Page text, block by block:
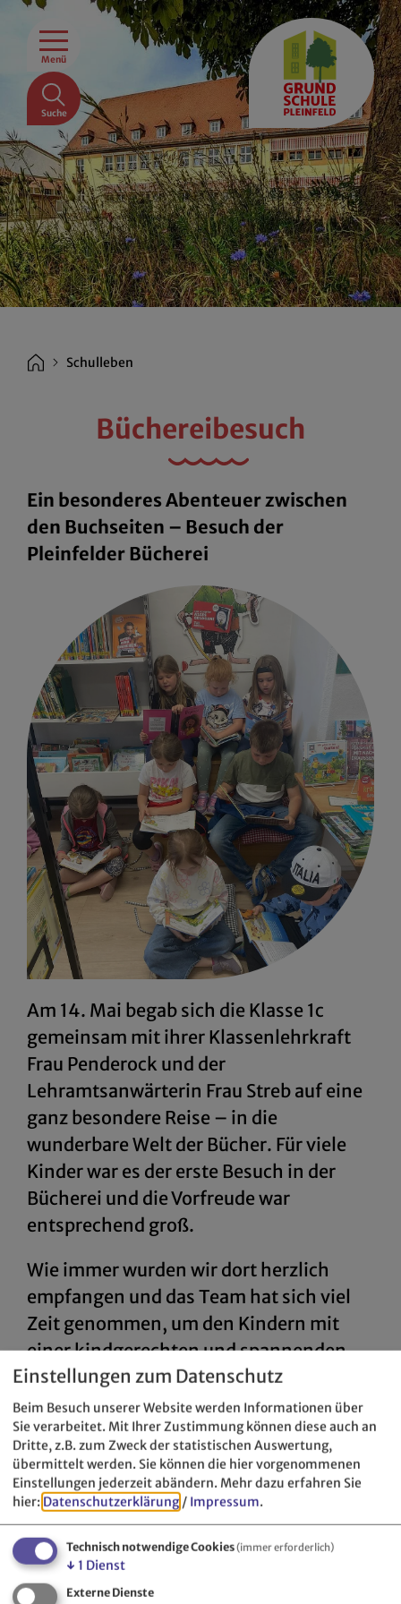
Menü
Suche
Schulleben
Büchereibesuch
Ein besonderes Abenteuer zwischen
den Buchseiten – Besuch der
Pleinfelder Bücherei
Am 14. Mai begab sich die Klasse 1c
gemeinsam mit ihrer Klassenlehrkraft
Frau Penderock und der
Lehramtsanwärterin Frau Streb auf eine
ganz besondere Reise – in die
wunderbare Welt der Bücher. Für viele
Kinder war es der erste Besuch in der
Bücherei und die Vorfreude war
entsprechend groß.
Wie immer wurden wir dort herzlich
empfangen und das Team hat sich viel
Zeit genommen, um den Kindern mit
einer kindgerechten und spannenden
Einführung die Welt der Bücherei
näherzubringen. Spielerisch und mit
großer Begeisterung erfuhren wir, wie
man Bücher ausleiht, was es in der
Bücherei alles zu entdecken gibt und
warum das Lesen so viel Freude bereiten
kann.
Im Anschluss durften die Kinder nach
Einstellungen zum Datenschutz
Beim Besuch unserer Website werden Informationen über
Sie verarbeitet. Mit Ihrer Zustimmung können diese auch an
Dritte, z.B. zum Zweck der statistischen Auswertung,
übermittelt werden. Sie können die hier vorgenommenen
Einstellungen jederzeit abändern. Mehr dazu erfahren Sie
hier: Datenschutzerklärung / Impressum.
Technisch notwendige Cookies(immer erforderlich)
↓ 1 Dienst
Externe Dienste